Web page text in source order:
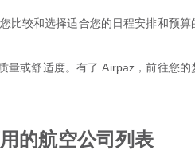
较和选择适合您的日程安排和预算
或舒适度。有了 Airpaz，前往您
的航空公司列表